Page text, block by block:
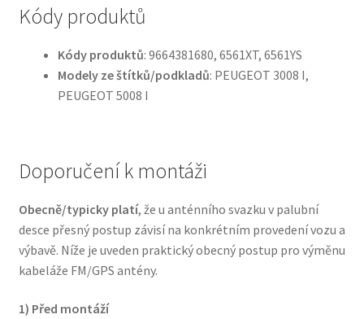
Kódy produktů
Kódy produktů: 9664381680, 6561XT, 6561YS
Modely ze štítků/podkladů: PEUGEOT 3008 I,
PEUGEOT 5008 I
Doporučení k montáži
Obecně/typicky platí, že u anténního svazku v palubní
desce přesný postup závisí na konkrétním provedení vozu a
výbavě. Níže je uveden praktický obecný postup pro výměnu
kabeláže FM/GPS antény.
1) Před montáží